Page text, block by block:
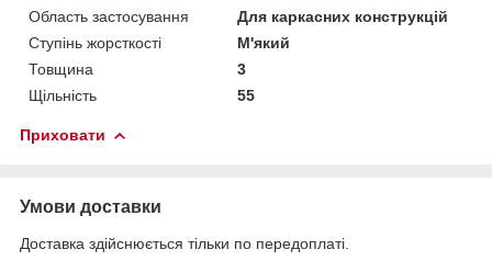
Область застосування
Для каркасних конструкцій
Ступінь жорсткості
М'який
Товщина
3
Щільність
55
Приховати
Умови доставки
Доставка здійснюється тільки по передоплаті.